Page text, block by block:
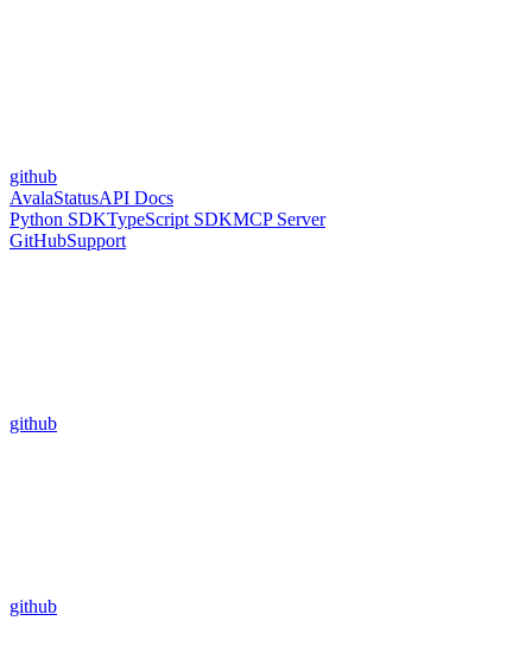
github
AvalaStatusAPI Docs
Python SDKTypeScript SDKMCP Server
GitHubSupport
github
github